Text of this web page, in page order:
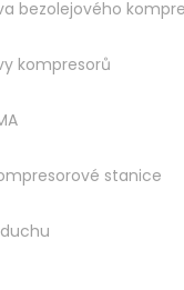
bezolejového
kompresorů
stanice